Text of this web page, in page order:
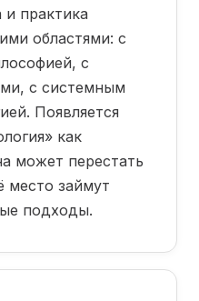
и практика
областями: с
с
с системным
Появляется
как
может перестать
место займут
подходы.